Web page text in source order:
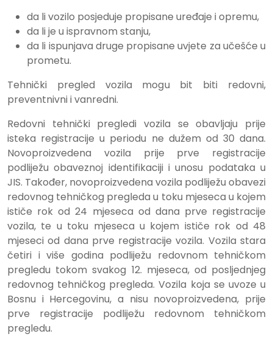
da li vozilo posjeduje propisane uređaje i opremu,
da li je u ispravnom stanju,
da li ispunjava druge propisane uvjete za učešće u
prometu.
Tehnički pregled vozila mogu bit biti redovni,
preventnivni i vanredni.
Redovni tehnički pregledi vozila se obavljaju prije
isteka registracije u periodu ne dužem od 30 dana.
Novoproizvedena vozila prije prve registracije
podliježu obaveznoj identifikaciji i unosu podataka u
JIS. Također, novoproizvedena vozila podliježu obavezi
redovnog tehničkog pregleda u toku mjeseca u kojem
ističe rok od 24 mjeseca od dana prve registracije
vozila, te u toku mjeseca u kojem ističe rok od 48
mjeseci od dana prve registracije vozila. Vozila stara
četiri i više godina podliježu redovnom tehničkom
pregledu tokom svakog 12. mjeseca, od posljednjeg
redovnog tehničkog pregleda. Vozila koja se uvoze u
Bosnu i Hercegovinu, a nisu novoproizvedena, prije
prve registracije podliježu redovnom tehničkom
pregledu.